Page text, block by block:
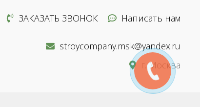
Написать нам
ЗАКАЗАТЬ ЗВОНОК
stroycompany.msk@yandex.ru
г. Москва